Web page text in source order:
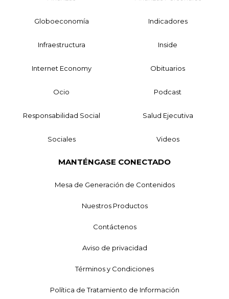
Globoeconomía Indicadores
Infraestructura Inside
Internet Economy Obituarios
Ocio Podcast
Responsabilidad Social Salud Ejecutiva
Sociales Videos
MANTÉNGASE CONECTADO
Mesa de Generación de Contenidos
Nuestros Productos
Contáctenos
Aviso de privacidad
Términos y Condiciones
Política de Tratamiento de Información